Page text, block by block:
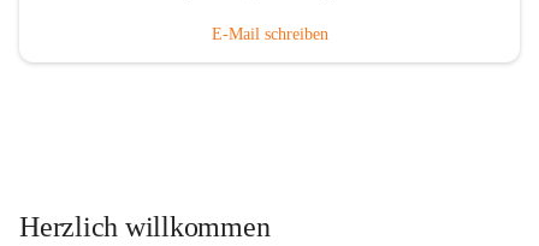
E-Mail schreiben
Herzlich willkommen